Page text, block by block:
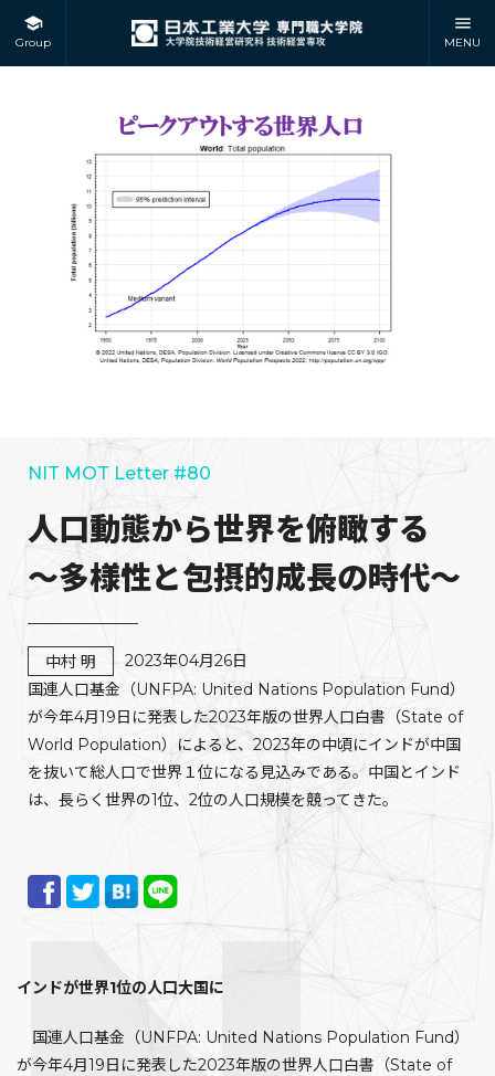
Group MENU
NIT MOT Letter #80
人口動態から世界を俯瞰する
～多様性と包摂的成長の時代～
中村 明
2023年04月26日
国連人口基金（UNFPA: United Nations Population Fund）
が今年4月19日に発表した2023年版の世界人口白書（State of
World Population）によると、2023年の中頃にインドが中国
を抜いて総人口で世界１位になる見込みである。中国とインド
は、長らく世界の1位、2位の人口規模を競ってきた。
インドが世界1位の人口大国に
国連人口基金（UNFPA: United Nations Population Fund）
が今年4月19日に発表した2023年版の世界人口白書（State of